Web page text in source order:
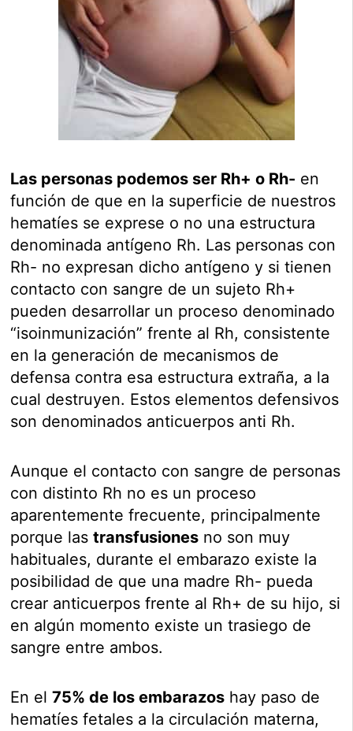
Las personas podemos ser Rh+ o Rh- en
función de que en la superficie de nuestros
hematíes se exprese o no una estructura
denominada antígeno Rh. Las personas con
Rh- no expresan dicho antígeno y si tienen
contacto con sangre de un sujeto Rh+
pueden desarrollar un proceso denominado
“isoinmunización” frente al Rh, consistente
en la generación de mecanismos de
defensa contra esa estructura extraña, a la
cual destruyen. Estos elementos defensivos
son denominados anticuerpos anti Rh.
Aunque el contacto con sangre de personas
con distinto Rh no es un proceso
aparentemente frecuente, principalmente
porque lastransfusiones no son muy
habituales, durante el embarazo existe la
posibilidad de que una madre Rh- pueda
crear anticuerpos frente al Rh+ de su hijo, si
en algún momento existe un trasiego de
sangre entre ambos.
En el75% de los embarazos hay paso de
hematíes fetales a la circulación materna,